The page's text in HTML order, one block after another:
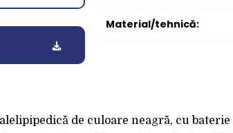
Material/tehnică:
de culoare neagră, cu